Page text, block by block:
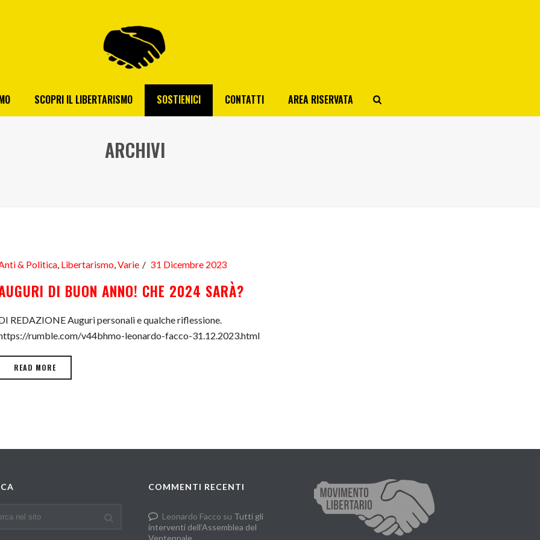
SCOPRI IL LIBERTARISMO SOSTIENICI CONTATTI AREA RISERVATA
ARCHIVI
& Politica, Libertarismo,Varie 31 Dicembre 2023
DI BUON ANNO! CHE 2024 SARÀ?
REDAZIONE Auguri personali e qualche riflessione.
rumble.com/v44bhmo-leonardo-facco-31.12.2023.html
READ MORE
COMMENTI RECENTI
Leonardo Facco su Tutti gli
interventi dell’Assemblea del
Ventennale